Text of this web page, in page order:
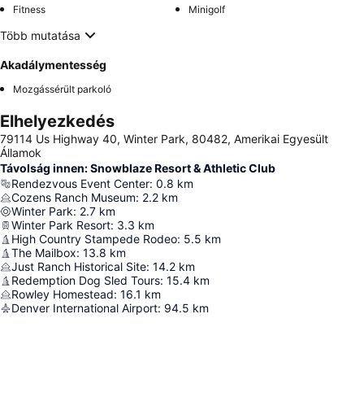
Fitness
Minigolf
Több mutatása
Akadálymentesség
Mozgássérült parkoló
Elhelyezkedés
79114 Us Highway 40, Winter Park, 80482, Amerikai Egyesült
Államok
Távolság innen: Snowblaze Resort & Athletic Club
Rendezvous Event Center: 0.8 km
Cozens Ranch Museum: 2.2 km
Winter Park: 2.7 km
Winter Park Resort: 3.3 km
High Country Stampede Rodeo: 5.5 km
The Mailbox: 13.8 km
Just Ranch Historical Site: 14.2 km
Redemption Dog Sled Tours: 15.4 km
Rowley Homestead: 16.1 km
Denver International Airport: 94.5 km